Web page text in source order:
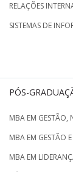
RELAÇÕES
SISTEMAS DE
PÓS-
MBA EM GESTÃO,
MBA EM GESTÃO
MBA EM